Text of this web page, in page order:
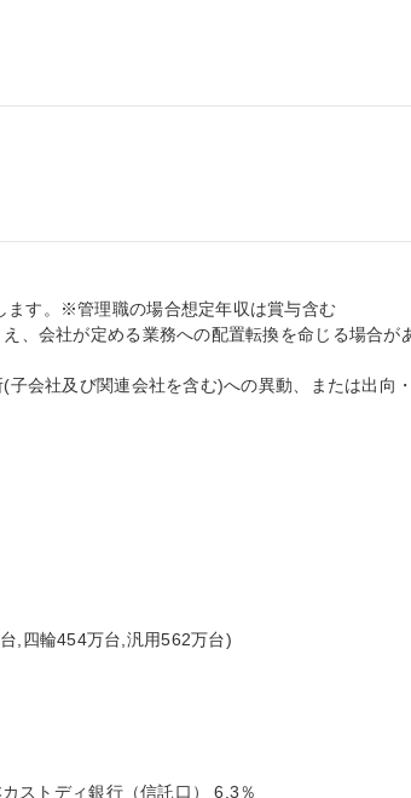
す。※管理職の場合想定年収は賞与含む
、会社が定める業務への配置転換を命じる場合が
会社及び関連会社を含む)への異動、または出向
,四輪454万台,汎用562万台)
ストディ銀行（信託口） 6.3％